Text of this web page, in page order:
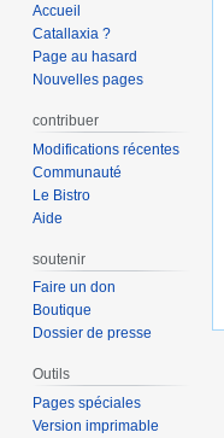
Accueil
Catallaxia ?
Page au hasard
Nouvelles pages
contribuer
Modifications récentes
Communauté
Le Bistro
Aide
soutenir
Faire un don
Boutique
Dossier de presse
Outils
Pages spéciales
Version imprimable